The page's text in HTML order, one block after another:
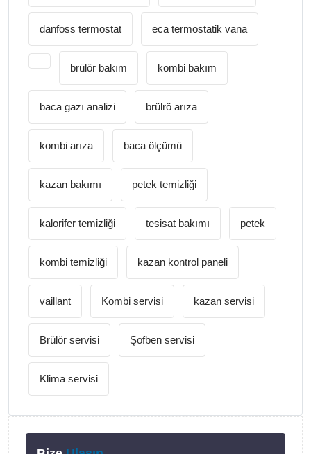
danfoss termostat eca termostatik vana
brülör bakım kombi bakım
baca gazı analizi brülrö arıza
kombi arıza baca ölçümü
kazan bakımı petek temizliği
kalorifer temizliği tesisat bakımı petek
kombi temizliği kazan kontrol paneli
vaillant Kombi servisi kazan servisi
Brülör servisi Şofben servisi
Klima servisi